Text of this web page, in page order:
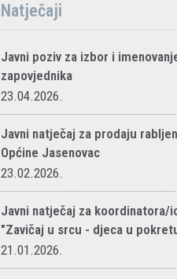
Natječaji
Javni poziv za izbor i
zapovjednika
23.04.2026.
Javni natječaj za prodaju
Općine Jasenovac
23.02.2026.
Javni natječaj za koordinatora/
"Zavičaj u srcu - djeca u
21.01.2026.